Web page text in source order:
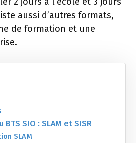
aussi d’autres formats,
de formation et une
SIO : SLAM et SISR
SLAM